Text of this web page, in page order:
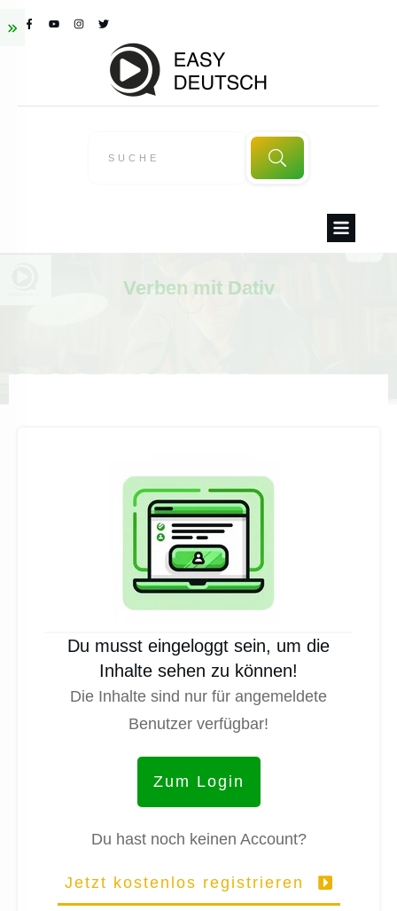
Verben mit Dativ
Du musst eingeloggt sein, um die
Inhalte sehen zu können!
Die Inhalte sind nur für angemeldete
Benutzer verfügbar!
Zum Login
Du hast noch keinen Account?
Jetzt kostenlos registrieren